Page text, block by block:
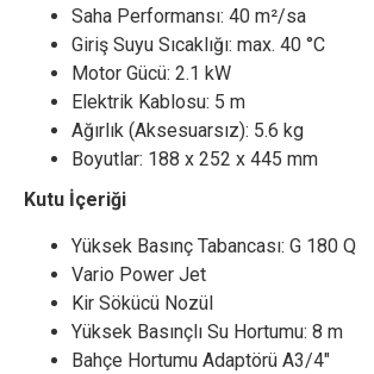
Saha Performansı: 40 m²/sa
Giriş Suyu Sıcaklığı: max. 40 °C
Motor Gücü: 2.1 kW
Elektrik Kablosu: 5 m
Ağırlık (Aksesuarsız): 5.6 kg
Boyutlar: 188 x 252 x 445 mm
Kutu İçeriği
Yüksek Basınç Tabancası: G 180 Q
Vario Power Jet
Kir Sökücü Nozül
Yüksek Basınçlı Su Hortumu: 8 m
Bahçe Hortumu Adaptörü A3/4"